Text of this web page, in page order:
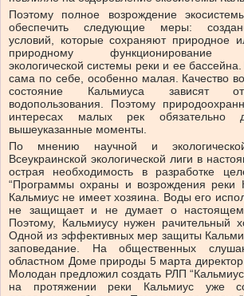
Поэтому полное возрождение
обеспечить следующие меры:
условий, которые сохраняют природное
природному функционирование
экологической системы реки и ее
сама по себе, особенно малая. Качество
состояние Кальмиуса зависят от
водопользования. Поэтому
интересах малых рек обязательно
вышеуказанные моменты.
По мнению научной и
Всеукраинской экологической лиги в
острая необходимость в разработке
“Программы охраны и возрождения реки
Кальмиус не имеет хозяина. Воды его
не защищает и не думает о
Поэтому, Кальмиусу нужен рачительный
Одной из эффективных мер защиты
заповедание. На общественных
областном Доме природы 5 марта
Молодан предложил создать РЛП
на протяжении реки Кальмиус уже